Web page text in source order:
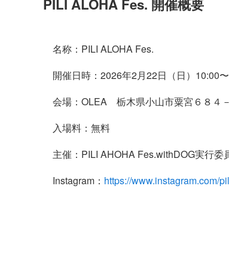
PILI ALOHA Fes. 開催概要
名称：PILI ALOHA Fes.
開催日時：2026年2月22日（日）10:00
会場：OLEA 栃木県小山市粟宮６８４
入場料：無料
主催：PILI AHOHA Fes.withDOG実行委
Instagram： https://www.instagram.com/